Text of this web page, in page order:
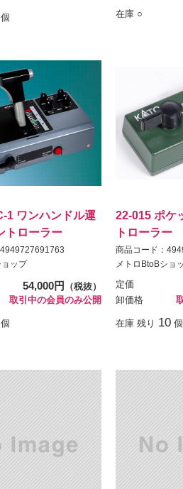
個
在庫 ○
1 ワンハンドル運
トローラー
ップ
54,000円
（税抜）
取引中の会員のみ公開
個
22-015 ポケ
トローラー
商品コード：
メトロBtoBショ
定価
卸価格
在庫 残り 10 個